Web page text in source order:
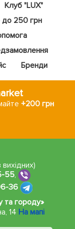
Клуб "LUX"
250 грн
Бренди
+200 грн
55,
36
та городу»
14 На мапі